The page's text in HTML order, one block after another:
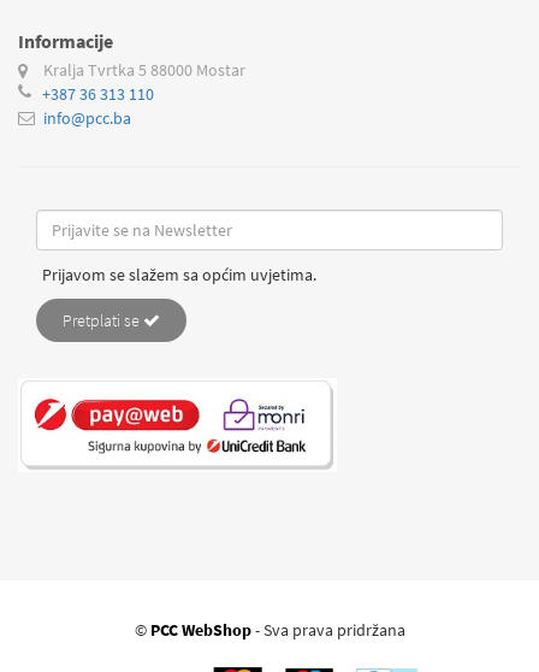
Informacije
Kralja Tvrtka 5 88000 Mostar
+387 36 313 110
info@pcc.ba
Prijavom se slažem sa općim uvjetima.
Pretplati se
© PCC WebShop- Sva prava pridržana